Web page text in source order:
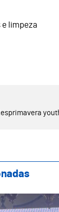
limpeza
primavera
no